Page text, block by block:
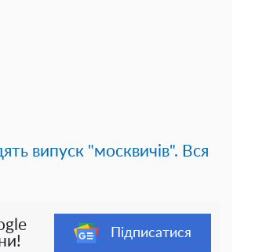
випуск "москвичів". Вся
Підписатися